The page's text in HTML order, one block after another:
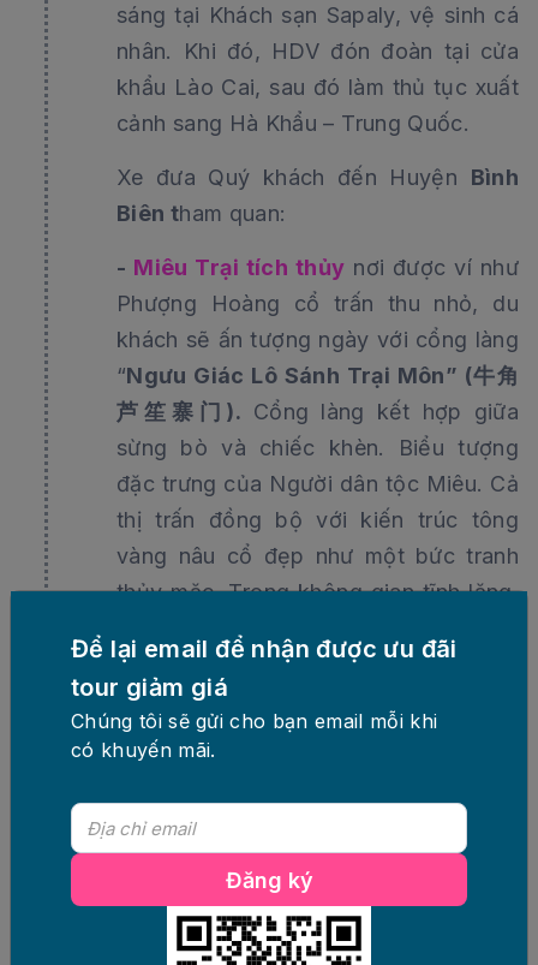
sáng tại Khách sạn Sapaly, vệ sinh cá
nhân. Khi đó, HDV đón đoàn tại cửa
khẩu Lào Cai, sau đó làm thủ tục xuất
cảnh sang Hà Khẩu – Trung Quốc.
Xe đưa Quý khách đến Huyện Bình
Biên tham quan:
- Miêu Trại tích thủy nơi được ví như
Phượng Hoàng cổ trấn thu nhỏ, du
khách sẽ ấn tượng ngày với cổng làng
“Ngưu Giác Lô Sánh Trại Môn” (牛角
芦笙寨门). Cổng làng kết hợp giữa
sừng bò và chiếc khèn. Biểu tượng
đặc trưng của Người dân tộc Miêu. Cả
thị trấn đồng bộ với kiến trúc tông
vàng nâu cổ đẹp như một bức tranh
thủy mặc. Trong không gian tĩnh lặng,
giác dễ chịu bình yên.
Miêu Trại tích thủy
Để lại email để nhận được ưu đãi
tour giảm giá
Chúng tôi sẽ gửi cho bạn email mỗi khi
có khuyến mãi.
Đăng ký